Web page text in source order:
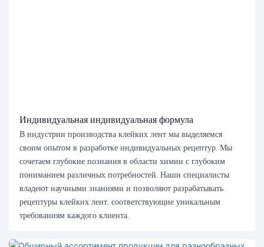
Индивидуальная индивидуальная формула
В индустрии производства клейких лент мы выделяемся
своим опытом в разработке индивидуальных рецептур. Мы
сочетаем глубокие познания в области химии с глубоким
пониманием различных потребностей. Наши специалисты
владеют научными знаниями и позволяют разрабатывать
рецептуры клейких лент, соответствующие уникальным
требованиям каждого клиента.